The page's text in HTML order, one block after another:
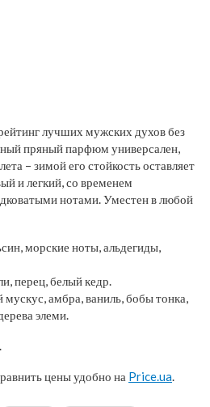
лучших мужских духов без
пряный парфюм универсален,
– зимой его стойкость оставляет
и легкий, со временем
нотами. Уместен в любой
морские ноты, альдегиды,
перец, белый кедр.
амбра, ваниль, бобы тонка,
элеми.
цены удобно на Price.ua.